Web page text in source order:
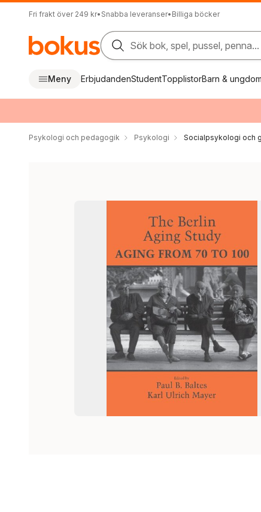
Fri frakt över 249 kr• Snabba leveranser• Billiga böcker
Sök bok, spel, pussel, penna...
Meny ErbjudandenStudentTopplistorBarn & ungdom
Psykologi och pedagogik Psykologi Socialpsykologi och